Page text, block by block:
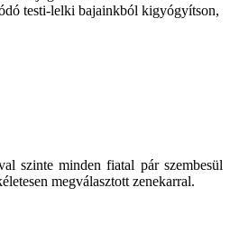
testi-lelki bajainkból kigyógyítson,
szinte minden fiatal pár szembesül
megválasztott zenekarral.